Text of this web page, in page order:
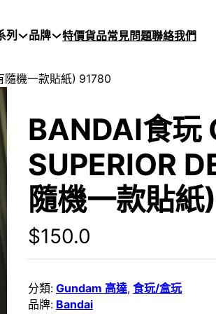
列 品牌 特價貨品常見問題聯絡我們
隨機一款貼紙) 91780
BANDAI食玩
SUPERIOR
隨機一款貼
$150.0
分類: Gundam 高達, 食玩/盒玩
品牌: Bandai